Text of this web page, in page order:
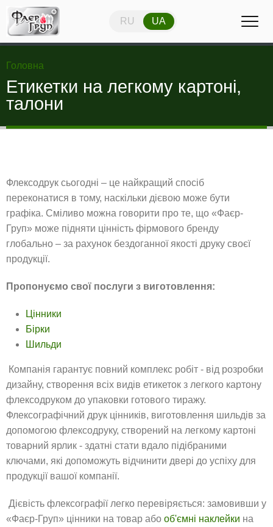
RU UA RU UA
Головна
Етикетки на легкому картоні,
талони
Флексодрук сьогодні – це найкращий спосіб
переконатися в тому, наскільки дієвою може бути
графіка. Сміливо можна говорити про те, що «Фаєр-
Груп» може підняти цінність фірмового бренду
глобально – за рахунок бездоганної якості друку своєї
продукції.
Пропонуємо свої послуги з виготовлення:
Цінники
Бірки
Шильди
Компанія гарантує повний комплекс робіт - від розробки
дизайну, створення всіх видів етикеток з легкого картону
флексодруком до упаковки готового тиражу.
Флексографічний друк цінників, виготовлення шильдів за
допомогою флексодруку, створений на легкому картоні
товарний ярлик - здатні стати вдало підібраними
ключами, які допоможуть відчинити двері до успіху для
продукції вашої компанії.
Дієвість флексографії легко перевіряється: замовивши у
«Фаєр-Груп» цінники на товар або об'ємні наклейки на